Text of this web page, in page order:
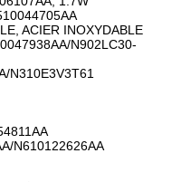
ACIER INOXYDABLE
N902LC30-
N310E3V3T61
N610122626AA